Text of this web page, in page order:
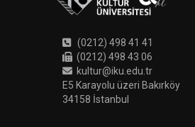
(0212) 498 41 41
(0212) 498 43 06
kultur@iku.edu.tr
E5 Karayolu üzeri Bakırköy
34158 İstanbul